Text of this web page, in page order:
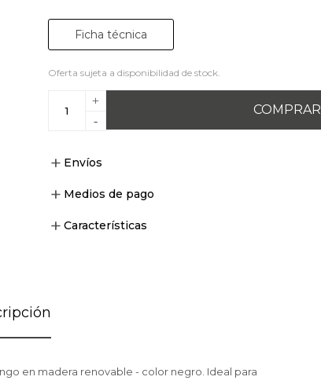
Ficha técnica
Oferta sujeta a disponibilidad de stock.
+
-
COMPRAR
Envíos
Medios de pago
Características
en madera renovable - color negro. Ideal para